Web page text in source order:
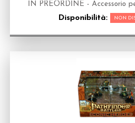
IN PREORDINE - Accessorio
Disponibilità: NON